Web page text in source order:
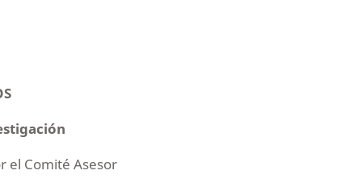
el Comité Asesor